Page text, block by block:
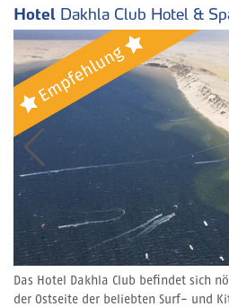
Hotel Dakhla Club Hotel &
Das Hotel Dakhla Club befindet sich
der Ostseite der beliebten Surf- und